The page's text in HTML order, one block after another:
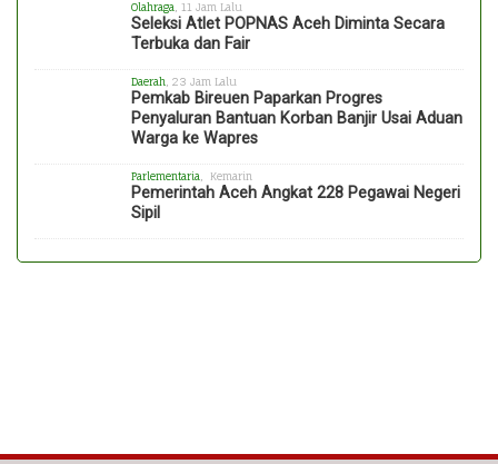
Olahraga , 11 Jam Lalu
Seleksi Atlet POPNAS Aceh Diminta Secara
Terbuka dan Fair
Daerah , 23 Jam Lalu
Pemkab Bireuen Paparkan Progres
Penyaluran Bantuan Korban Banjir Usai Aduan
Warga ke Wapres
Parlementaria , Kemarin
Pemerintah Aceh Angkat 228 Pegawai Negeri
Sipil